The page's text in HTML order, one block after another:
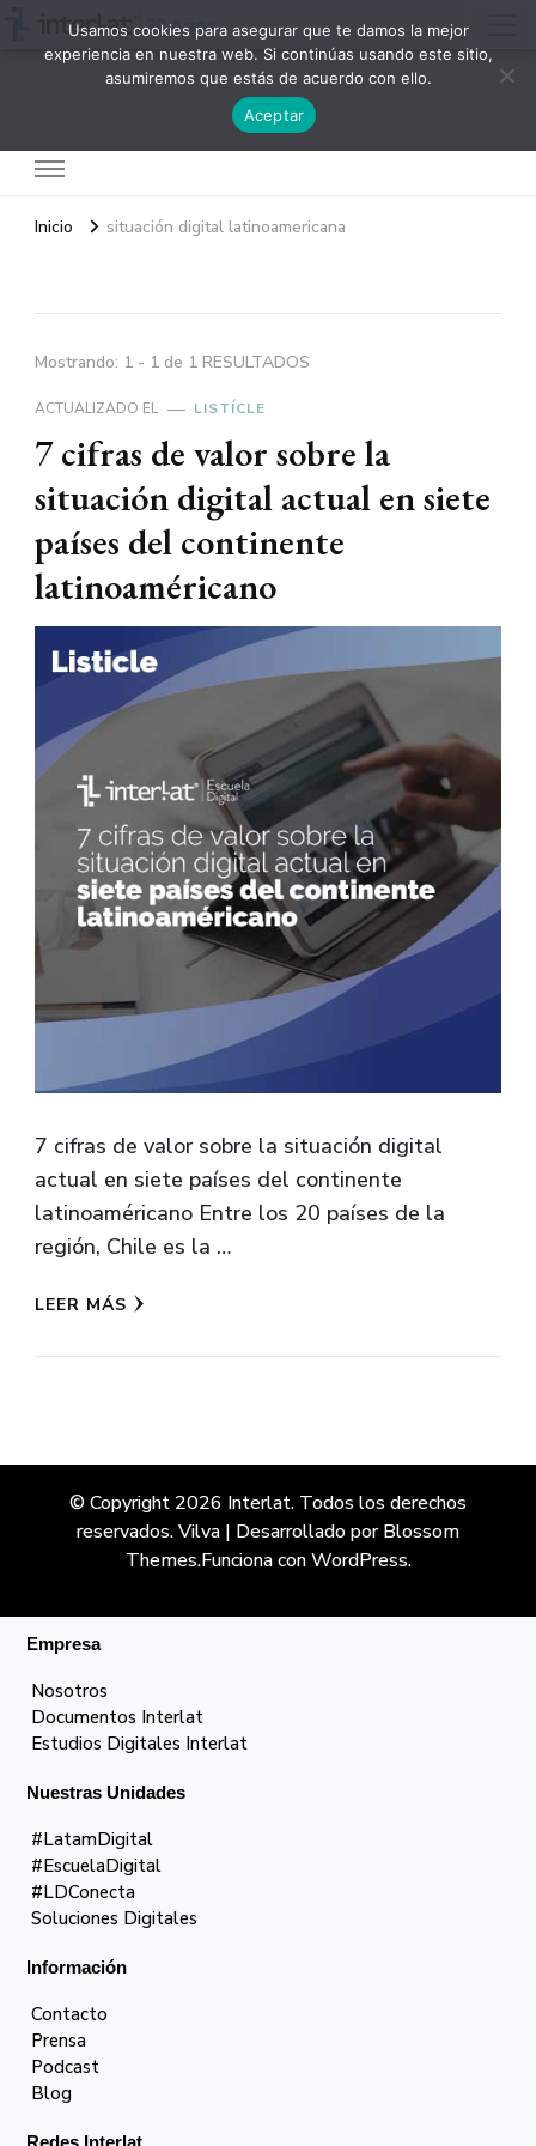
Inicio situación digital latinoamericana
Mostrando: 1 - 1 de 1 RESULTADOS
ACTUALIZADO EL LISTÍCLE
7 cifras de valor sobre la
situación digital actual en siete
países del continente
latinoaméricano
7 cifras de valor sobre la situación digital
actual en siete países del continente
latinoaméricano Entre los 20 países de la
región, Chile es la …
LEER MÁS
© Copyright 2026 Interlat. Todos los derechos
reservados.Vilva | Desarrollado porBlossom
Themes.Funciona conWordPress.
Empresa
Nosotros
Documentos Interlat
Estudios Digitales Interlat
Nuestras Unidades
#LatamDigital
#EscuelaDigital
#LDConecta
Soluciones Digitales
Información
Contacto
Prensa
Podcast
Blog
Usamos cookies para asegurar que te damos la mejor
experiencia en nuestra web. Si continúas usando este sitio,
asumiremos que estás de acuerdo con ello.
Aceptar